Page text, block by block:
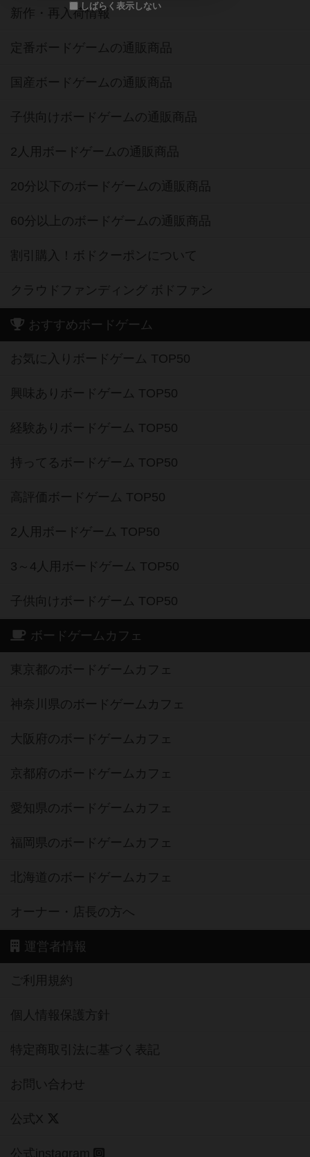
しばらく表示しない
新作・再入荷情報
定番ボードゲームの通販商品
国産ボードゲームの通販商品
子供向けボードゲームの通販商品
2人用ボードゲームの通販商品
20分以下のボードゲームの通販商品
60分以上のボードゲームの通販商品
割引購入！ボドクーポンについて
クラウドファンディング ボドファン
おすすめボードゲーム
お気に入りボードゲーム TOP50
興味ありボードゲーム TOP50
経験ありボードゲーム TOP50
持ってるボードゲーム TOP50
高評価ボードゲーム TOP50
2人用ボードゲーム TOP50
3～4人用ボードゲーム TOP50
子供向けボードゲーム TOP50
ボードゲームカフェ
東京都のボードゲームカフェ
神奈川県のボードゲームカフェ
大阪府のボードゲームカフェ
京都府のボードゲームカフェ
愛知県のボードゲームカフェ
福岡県のボードゲームカフェ
北海道のボードゲームカフェ
オーナー・店長の方へ
運営者情報
ご利用規約
個人情報保護方針
特定商取引法に基づく表記
お問い合わせ
公式X
公式instagram